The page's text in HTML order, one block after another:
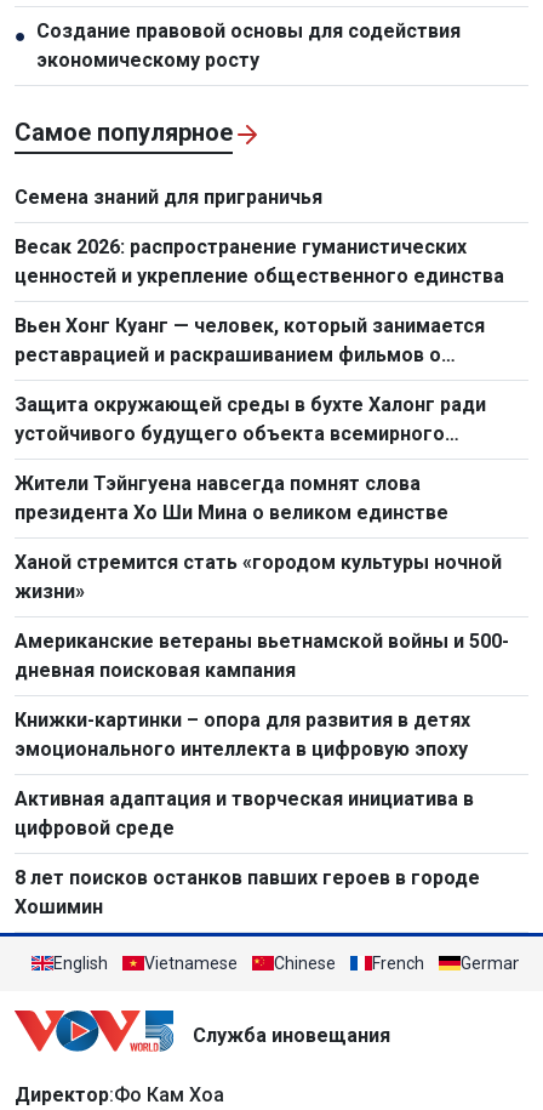
● Создание правовой основы для содействия
экономическому росту
Самое популярное
Семена знаний для приграничья
Весак 2026: распространение гуманистических
ценностей и укрепление общественного единства
Вьен Хонг Куанг — человек, который занимается
реставрацией и раскрашиванием фильмов о
Президенте Хо Ши Мине
Защита окружающей среды в бухте Халонг ради
устойчивого будущего объекта всемирного
наследия
Жители Тэйнгуена навсегда помнят слова
президента Хо Ши Мина о великом единстве
Ханой стремится стать «городом культуры ночной
жизни»
Американские ветераны вьетнамской войны и 500-
дневная поисковая кампания
Книжки-картинки – опора для развития в детях
эмоционального интеллекта в цифровую эпоху
Активная адаптация и творческая инициатива в
цифровой среде
8 лет поисков останков павших героев в городе
Хошимин
English Vietnamese Chinese French German
Служба иновещания
Директор:Фо Кам Хоа